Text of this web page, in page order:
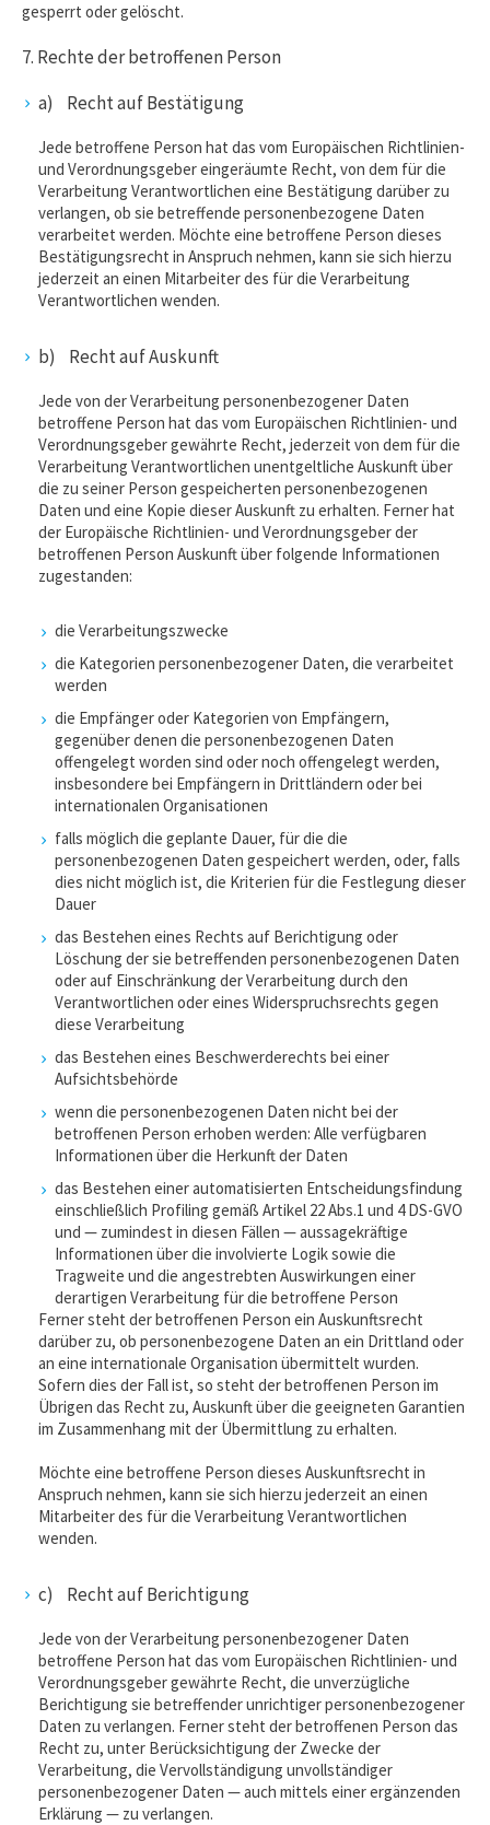
gesperrt oder gelöscht.
7. Rechte der betroffenen Person
a) Recht auf Bestätigung
Jede betroffene Person hat das vom Europäischen Richtlinien-
und Verordnungsgeber eingeräumte Recht, von dem für die
Verarbeitung Verantwortlichen eine Bestätigung darüber zu
verlangen, ob sie betreffende personenbezogene Daten
verarbeitet werden. Möchte eine betroffene Person dieses
Bestätigungsrecht in Anspruch nehmen, kann sie sich hierzu
jederzeit an einen Mitarbeiter des für die Verarbeitung
Verantwortlichen wenden.
b) Recht auf Auskunft
Jede von der Verarbeitung personenbezogener Daten
betroffene Person hat das vom Europäischen Richtlinien- und
Verordnungsgeber gewährte Recht, jederzeit von dem für die
Verarbeitung Verantwortlichen unentgeltliche Auskunft über
die zu seiner Person gespeicherten personenbezogenen
Daten und eine Kopie dieser Auskunft zu erhalten. Ferner hat
der Europäische Richtlinien- und Verordnungsgeber der
betroffenen Person Auskunft über folgende Informationen
zugestanden:
die Verarbeitungszwecke
die Kategorien personenbezogener Daten, die verarbeitet
werden
die Empfänger oder Kategorien von Empfängern,
gegenüber denen die personenbezogenen Daten
offengelegt worden sind oder noch offengelegt werden,
insbesondere bei Empfängern in Drittländern oder bei
internationalen Organisationen
falls möglich die geplante Dauer, für die die
personenbezogenen Daten gespeichert werden, oder, falls
dies nicht möglich ist, die Kriterien für die Festlegung dieser
Dauer
das Bestehen eines Rechts auf Berichtigung oder
Löschung der sie betreffenden personenbezogenen Daten
oder auf Einschränkung der Verarbeitung durch den
Verantwortlichen oder eines Widerspruchsrechts gegen
diese Verarbeitung
das Bestehen eines Beschwerderechts bei einer
Aufsichtsbehörde
wenn die personenbezogenen Daten nicht bei der
betroffenen Person erhoben werden: Alle verfügbaren
Informationen über die Herkunft der Daten
das Bestehen einer automatisierten Entscheidungsfindung
einschließlich Profiling gemäß Artikel 22 Abs.1 und 4 DS-GVO
und — zumindest in diesen Fällen — aussagekräftige
Informationen über die involvierte Logik sowie die
Tragweite und die angestrebten Auswirkungen einer
derartigen Verarbeitung für die betroffene Person
Ferner steht der betroffenen Person ein Auskunftsrecht
darüber zu, ob personenbezogene Daten an ein Drittland oder
an eine internationale Organisation übermittelt wurden.
Sofern dies der Fall ist, so steht der betroffenen Person im
Übrigen das Recht zu, Auskunft über die geeigneten Garantien
im Zusammenhang mit der Übermittlung zu erhalten.
Möchte eine betroffene Person dieses Auskunftsrecht in
Anspruch nehmen, kann sie sich hierzu jederzeit an einen
Mitarbeiter des für die Verarbeitung Verantwortlichen
wenden.
c) Recht auf Berichtigung
Jede von der Verarbeitung personenbezogener Daten
betroffene Person hat das vom Europäischen Richtlinien- und
Verordnungsgeber gewährte Recht, die unverzügliche
Berichtigung sie betreffender unrichtiger personenbezogener
Daten zu verlangen. Ferner steht der betroffenen Person das
Recht zu, unter Berücksichtigung der Zwecke der
Verarbeitung, die Vervollständigung unvollständiger
personenbezogener Daten — auch mittels einer ergänzenden
Erklärung — zu verlangen.